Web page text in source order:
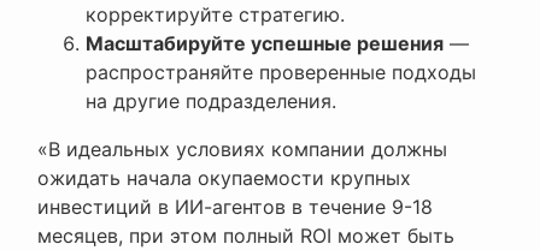
корректируйте стратегию.
Масштабируйте успешные решения —
распространяйте проверенные подходы
на другие подразделения.
«В идеальных условиях компании должны
ожидать начала окупаемости крупных
инвестиций в ИИ-агентов в течение 9-18
месяцев, при этом полный ROI может быть